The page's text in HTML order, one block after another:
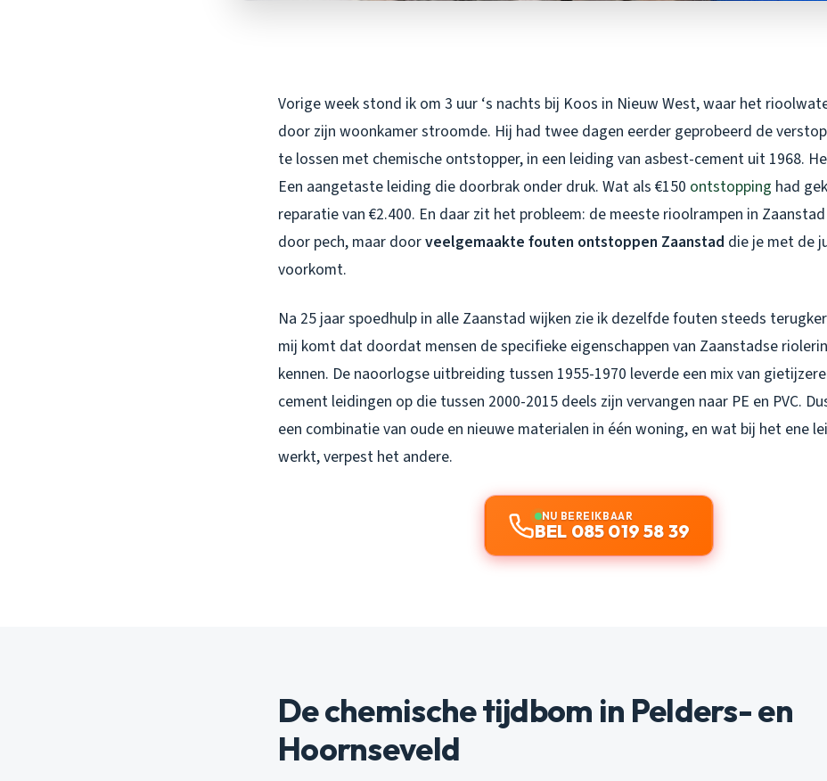
Vorige week stond ik om 3 uur ‘s nachts bij Koos in Nieuw West, waar het
door zijn woonkamer stroomde. Hij had twee dagen eerder geprobeerd de
te lossen met chemische ontstopper, in een leiding van asbest-cement uit 1968.
Een aangetaste leiding die doorbrak onder druk. Wat als €150 ontstopping had
reparatie van €2.400. En daar zit het probleem: de meeste rioolrampen in
door pech, maar doorveelgemaakte fouten ontstoppen Zaanstad die je met de
voorkomt.
Na 25 jaar spoedhulp in alle Zaanstad wijken zie ik dezelfde fouten steeds
mij komt dat doordat mensen de specifieke eigenschappen van Zaanstadse
kennen. De naoorlogse uitbreiding tussen 1955-1970 leverde een mix van
cement leidingen op die tussen 2000-2015 deels zijn vervangen naar PE en PVC.
een combinatie van oude en nieuwe materialen in één woning, en wat bij het ene
werkt, verpest het andere.
NU BEREIKBAAR
BEL 085 019 58 39
De chemische tijdbom in Pelders- en
Hoornseveld